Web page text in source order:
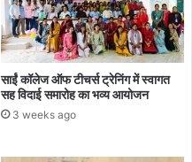
साईं कॉलेज ऑफ टीचर्स ट्रेनिंग में स्वागत
सह विदाई समारोह का भव्य आयोजन
3 weeks ago